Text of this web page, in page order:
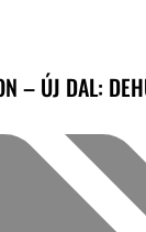
– ÚJ DAL: